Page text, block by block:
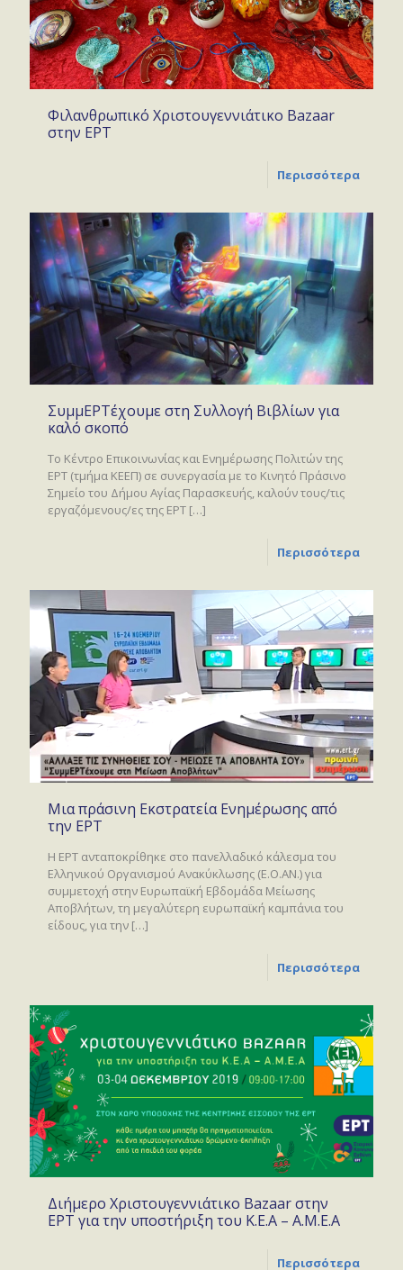
Φιλανθρωπικό Χριστουγεννιάτικο Bazaar
στην ΕΡΤ
Περισσότερα
ΣυμμΕΡΤέχουμε στη Συλλογή Βιβλίων για
καλό σκοπό
Το Κέντρο Επικοινωνίας και Ενημέρωσης Πολιτών της
ΕΡΤ (τμήμα ΚΕΕΠ) σε συνεργασία με το Κινητό Πράσινο
Σημείο του Δήμου Αγίας Παρασκευής, καλούν τους/τις
εργαζόμενους/ες της ΕΡΤ […]
Περισσότερα
Μια πράσινη Εκστρατεία Ενημέρωσης από
την ΕΡΤ
Η ΕΡΤ ανταποκρίθηκε στο πανελλαδικό κάλεσμα του
Ελληνικού Οργανισμού Ανακύκλωσης (Ε.Ο.ΑΝ.) για
συμμετοχή στην Ευρωπαϊκή Εβδομάδα Μείωσης
Αποβλήτων, τη μεγαλύτερη ευρωπαϊκή καμπάνια του
είδους, για την […]
Περισσότερα
Διήμερο Χριστουγεννιάτικο Bazaar στην
ΕΡΤ για την υποστήριξη του Κ.Ε.Α – Α.Μ.Ε.Α
Περισσότερα